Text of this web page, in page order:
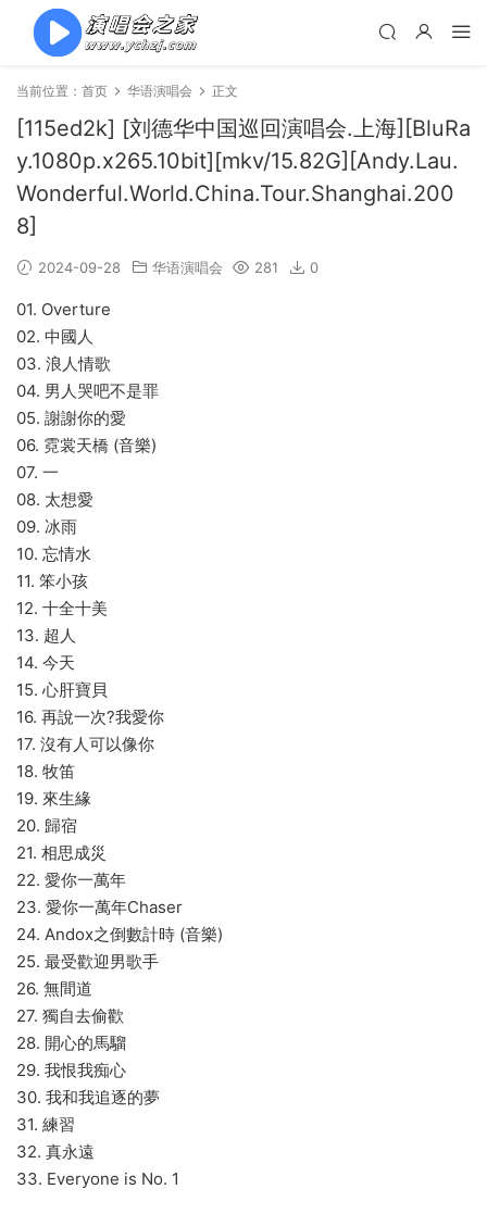
当前位置： 首页 华语演唱会 正文
[115ed2k] [刘德华中国巡回演唱会.上海][BluRa
y.1080p.x265.10bit][mkv/15.82G][Andy.Lau.
Wonderful.World.China.Tour.Shanghai.200
8]
2024-09-28 华语演唱会 281 0
01. Overture
02. 中國人
03. 浪人情歌
04. 男人哭吧不是罪
05. 謝謝你的愛
06. 霓裳天橋 (音樂)
07. 一
08. 太想愛
09. 冰雨
10. 忘情水
11. 笨小孩
12. 十全十美
13. 超人
14. 今天
15. 心肝寶貝
16. 再說一次?我愛你
17. 沒有人可以像你
18. 牧笛
19. 來生緣
20. 歸宿
21. 相思成災
22. 愛你一萬年
23. 愛你一萬年Chaser
24. Andox之倒數計時 (音樂)
25. 最受歡迎男歌手
26. 無間道
27. 獨自去偷歡
28. 開心的馬騮
29. 我恨我痴心
30. 我和我追逐的夢
31. 練習
32. 真永遠
33. Everyone is No. 1